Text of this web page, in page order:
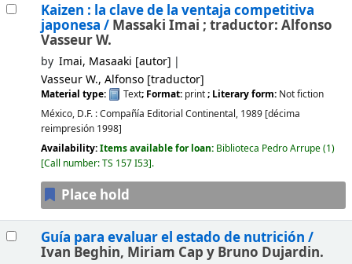
Kaizen : la clave de la ventaja competitiva
japonesa / Massaki Imai ; traductor: Alfonso
Vasseur W.
by Imai, Masaaki [autor]
Vasseur W., Alfonso[traductor]
Material type: Text; Format: print; Literary form: Not fiction
México, D.F. :Compañía Editorial Continental, 1989 [décima
reimpresión 1998]
Availability:Items available for loan: Biblioteca Pedro Arrupe(1)
Call number:TS 157 I53 .
Place hold
Guía para evaluar el estado de nutrición /
Ivan Beghin, Miriam Cap y Bruno Dujardin.